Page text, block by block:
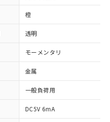
橙
透明
モーメンタリ
金属
一般負荷用
DC5V 6mA